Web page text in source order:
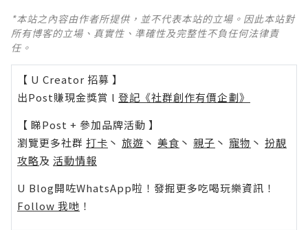
*本站之內容由作者所提供，並不代表本站的立場。因此本站對
所有博客的立場、真實性、準確性及完整性不負任何法律責
任。
【 U Creator 招募 】
出Post賺現金獎賞 l 登記《社群創作有價企劃》
【 睇Post + 參加品牌活動 】
瀏覽更多社群 打卡 丶 旅遊 丶 美食 丶 親子 丶 寵物 丶 扮靚
攻略及 活動情報
U Blog開咗WhatsApp啦！發掘更多吃喝玩樂資訊！
Follow 我哋 ！